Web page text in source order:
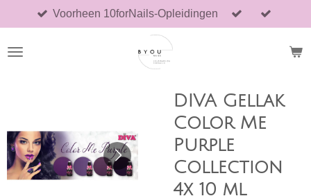
direct
naar
Voorheen 10forNails-Opleidingen
DIVA Gellak
Color Me
Purple
Collection
4x 10 ml